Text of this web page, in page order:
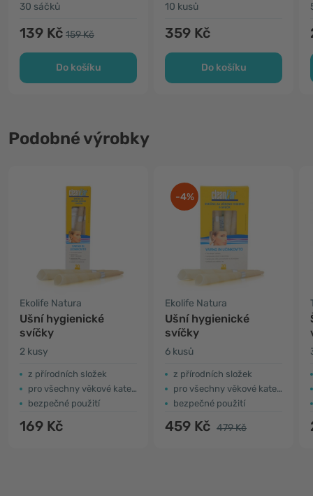
30 sáčků
139 Kč 159 Kč
Do košíku
10 kusů
359 Kč
Do košíku
Podobné výrobky
Ekolife Natura
Ušní hygienické
svíčky
2 kusy
z přírodních složek
pro všechny věkové kategorie
bezpečné použití
169 Kč
-4%
Ekolife Natura
Ušní hygienické
svíčky
6 kusů
z přírodních složek
pro všechny věkové kategorie
bezpečné použití
459 Kč 479 Kč